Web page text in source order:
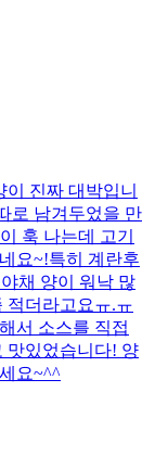
진짜 대박입니
로 남겨두었을 만
훅 나는데 고기
요~!특히 계란후
채 양이 워낙 많
적더라고요ㅠ.ㅠ
서 소스를 직접
맛있었습니다! 양
요~^^